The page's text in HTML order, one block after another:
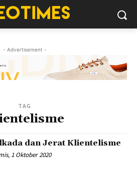
- Advertisement -
TAG
dan Jerat Klientelisme
1 Oktober 2020